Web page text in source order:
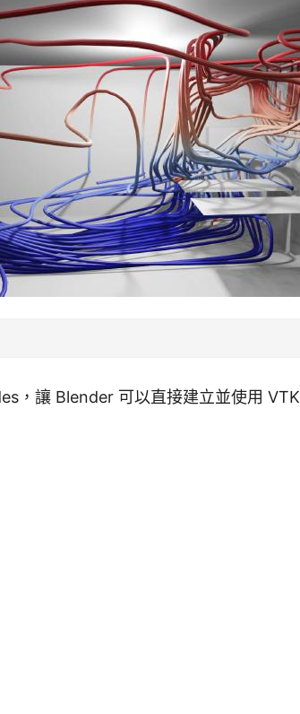
，讓 Blender 可以直接建立並使用 VTK